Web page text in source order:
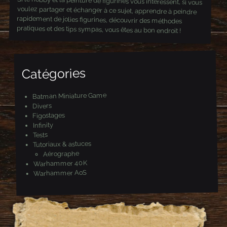
pratiques et des tips sympas, vous êtes au bon endroit !
Catégories
Batman Miniature Game
Divers
Figostages
Infinity
Tests
Tutoriaux & astuces
Aérographe
Warhammer 40K
Warhammer AoS